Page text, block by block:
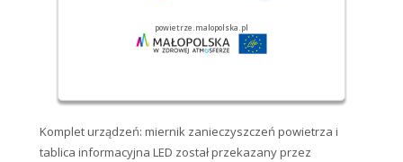
Komplet urządzeń: miernik zanieczyszczeń powietrza i
tablica informacyjna LED został przekazany przez